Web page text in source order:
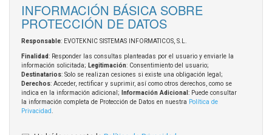
INFORMACIÓN BÁSICA SOBRE
PROTECCIÓN DE DATOS
Responsable: EVOTEKNIC SISTEMAS INFORMATICOS, S.L.
Finalidad: Responder las consultas planteadas por el usuario y enviarle la
información solicitada; Legitimación: Consentimiento del usuario;
Destinatarios: Solo se realizan cesiones si existe una obligación legal;
Derechos: Acceder, rectificar y suprimir, así como otros derechos, como se
indica en la información adicional;
Información Adicional : Puede consultar
la información completa de Protección de Datos en nuestra Política de
Privacidad